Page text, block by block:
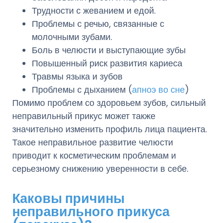
Трудности с жеванием и едой.
Проблемы с речью, связанные с
молочными зубами.
Боль в челюсти и выступающие зубы
Повышенный риск развития кариеса
Травмы языка и зубов
Проблемы с дыханием (апноэ во сне)
Помимо проблем со здоровьем зубов, сильный
неправильный прикус может также
значительно изменить профиль лица пациента.
Такое неправильное развитие челюсти
приводит к косметическим проблемам и
серьезному снижению уверенности в себе.
Каковы причины
неправильного прикуса